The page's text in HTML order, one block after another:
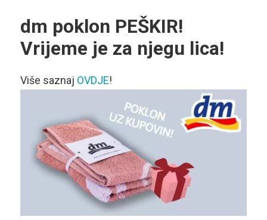
dm poklon PEŠKIR!
Vrijeme je za njegu lica!
Više saznaj OVDJE!